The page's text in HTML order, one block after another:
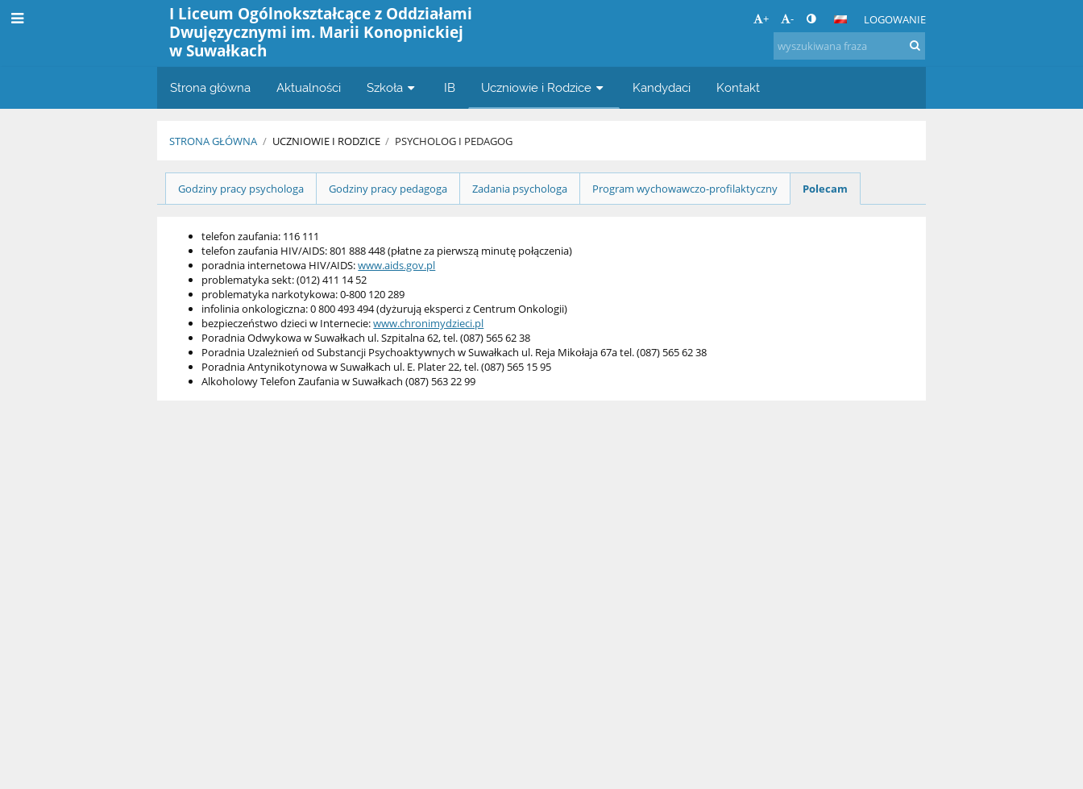
I Liceum Ogólnokształcące z Oddziałami
Dwujęzycznymi im. Marii Konopnickiej
w Suwałkach
+ - LOGOWANIE
Strona główna Aktualności Szkoła IB Uczniowie i Rodzice Kandydaci Kontakt
STRONA GŁÓWNA / UCZNIOWIE I RODZICE / PSYCHOLOG I PEDAGOG
Psycholog
pedagog
Godziny pracy psychologa Godziny pracy pedagoga Zadania psychologa Program wychowawczo-profilaktyczny Polecam
telefon zaufania: 116 111
telefon zaufania HIV/AIDS: 801 888 448 (płatne za pierwszą minutę połączenia)
poradnia internetowa HIV/AIDS:www.aids.gov.pl
problematyka sekt: (012) 411 14 52
problematyka narkotykowa: 0-800 120 289
infolinia onkologiczna: 0 800 493 494 (dyżurują eksperci z Centrum Onkologii)
bezpieczeństwo dzieci w Internecie:www.chronimydzieci.pl
Poradnia Odwykowa w Suwałkach ul. Szpitalna 62, tel. (087) 565 62 38
Poradnia Uzależnień od Substancji Psychoaktywnych w Suwałkach ul. Reja Mikołaja 67a tel. (087) 565 62 38
Poradnia Antynikotynowa w Suwałkach ul. E. Plater 22, tel. (087) 565 15 95
Alkoholowy Telefon Zaufania w Suwałkach (087) 563 22 99